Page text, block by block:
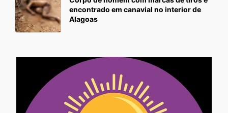
encontrado em canavial no interior de
Alagoas